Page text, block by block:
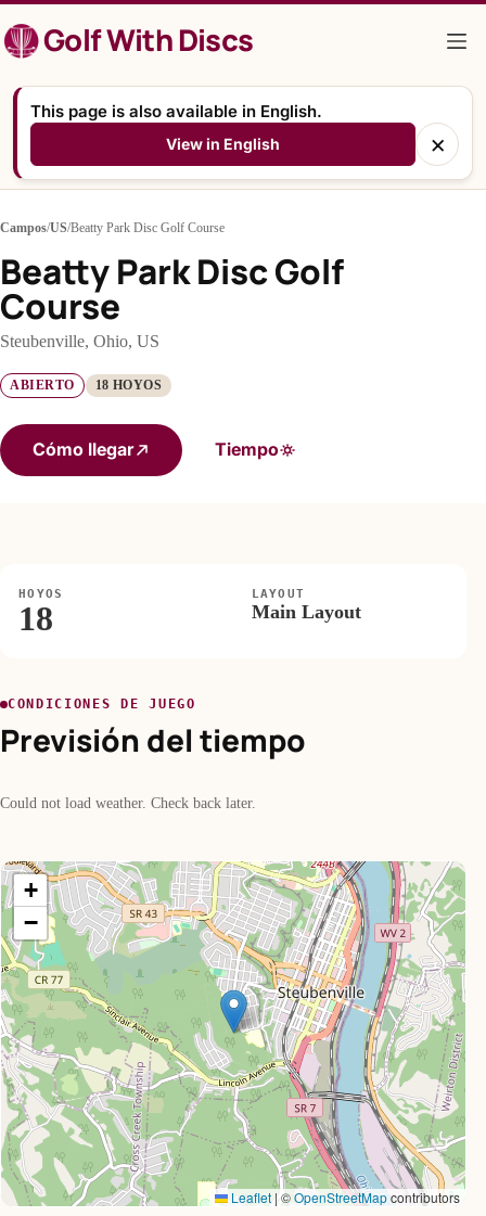
al
contenidoGolf With Discs
This page is also available in English.
View in English ×
Campos/US/Beatty Park Disc Golf Course
Beatty Park Disc Golf
Course
Steubenville, Ohio, US
ABIERTO 18 HOYOS
Cómo llegar Tiempo
HOYOS
18
LAYOUT
Main Layout
CONDICIONES DE JUEGO
Previsión del tiempo
Could not load weather. Check back later.
+
−
Leaflet | ©OpenStreetMapcontributors